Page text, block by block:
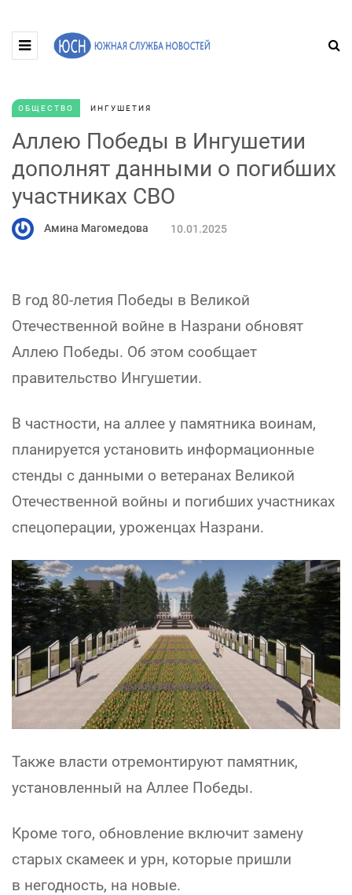
ОБЩЕСТВО ИНГУШЕТИЯ
Аллею Победы в Ингушетии
дополнят данными о погибших
участниках СВО
Амина Магомедова 10.01.2025
В год 80-летия Победы в Великой
Отечественной войне в Назрани обновят
Аллею Победы. Об этом сообщает
правительство Ингушетии.
В частности, на аллее у памятника воинам,
планируется установить информационные
стенды с данными о ветеранах Великой
Отечественной войны и погибших участниках
спецоперации, уроженцах Назрани.
Также власти отремонтируют памятник,
установленный на Аллее Победы.
Кроме того, обновление включит замену
старых скамеек и урн, которые пришли
в негодность, на новые.